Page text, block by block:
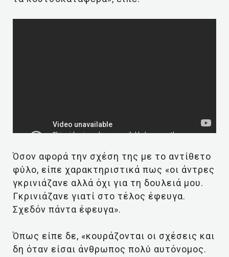
Όσον αφορά την σχέση της με το αντίθετο
φύλο, είπε χαρακτηριστικά πως «οι άντρες
γκρινιάζανε αλλά όχι για τη δουλειά μου.
Γκρινιάζανε γιατί στο τέλος έφευγα.
Σχεδόν πάντα έφευγα».
Όπως είπε δε, «κουράζονται οι σχέσεις και
δη όταν είσαι άνθρωπος πολύ αυτόνομος.